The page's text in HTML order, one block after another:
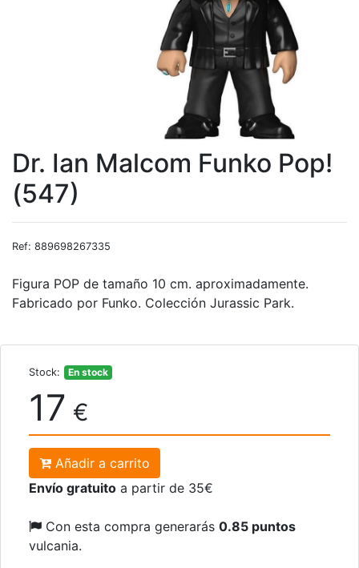
Dr. Ian Malcom Funko Pop!
(547)
Ref: 889698267335
Figura POP de tamaño 10 cm. aproximadamente.
Fabricado por Funko. Colección Jurassic Park.
Stock: En stock
17 €
Añadir a carrito
Envío gratuito a partir de 35€
Con esta compra generarás 0.85 puntos
vulcania.